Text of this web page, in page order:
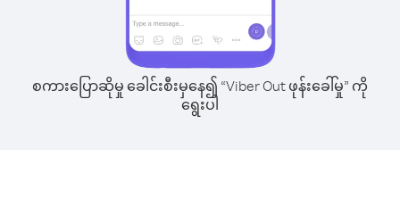
စကားပြောဆိုမှု ခေါင်းစီးမှနေ၍ “Viber Out ဖုန်းခေါ်မှု” ကို
ရွေးပါ